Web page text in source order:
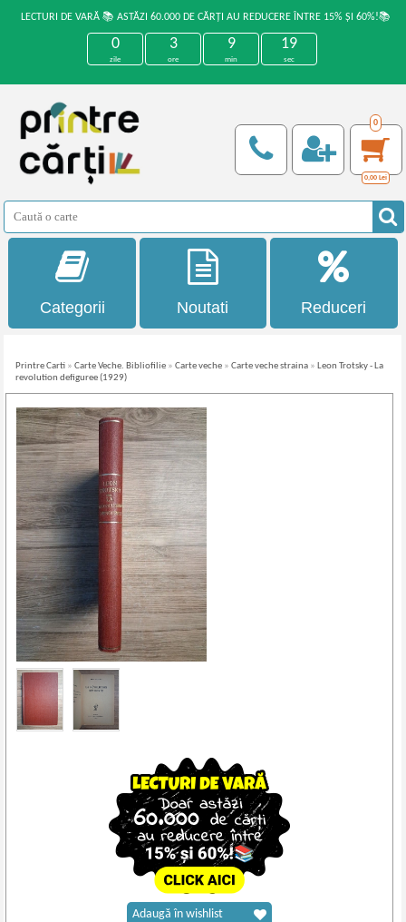
LECTURI DE VARĂ 📚 ASTĂZI 60.000 DE CĂRȚI AU REDUCERE ÎNTRE 15% ȘI 60%!📚
0
zile
3
ore
9
min
19
sec
0
0,00 Lei
Categorii Noutati Reduceri
Printre Carti »Carte Veche. Bibliofilie »Carte veche »Carte veche straina » Leon Trotsky - La
revolution defiguree (1929)
Adaugă în wishlist